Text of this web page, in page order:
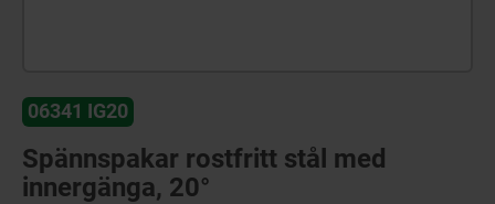
06341 IG20
Spännspakar rostfritt stål med
innergänga, 20°